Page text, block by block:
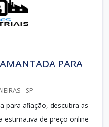
PARA
- SP
para afiação, descubra as
estimativa de preço online